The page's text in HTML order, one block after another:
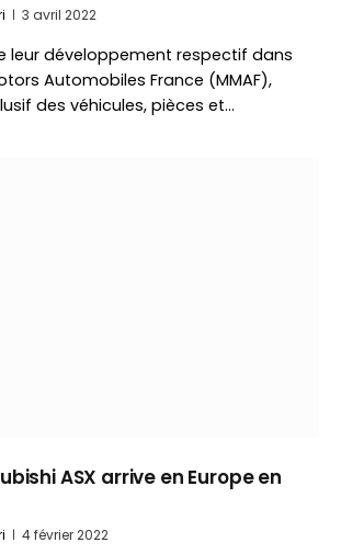
3 avril 2022
leur développement respectif dans
Automobiles France (MMAF),
des véhicules, pièces et…
ASX arrive en Europe en
4 février 2022